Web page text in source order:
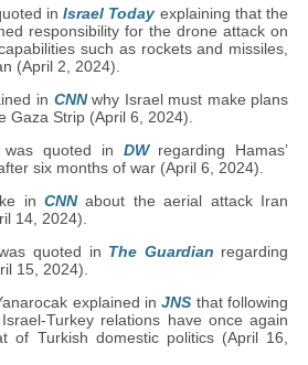
inIsrael Today explaining that the
responsibility for the drone attack on
such as rockets and missiles,
(April 2, 2024).
in CNNwhy Israel must make plans
Gaza Strip (April 6, 2024).
was quoted in DWregarding Hamas’
six months of war (April 6, 2024).
in CNNabout the aerial attack Iran
14, 2024).
quoted in The Guardian regarding
15, 2024).
explained inJNS that following
Turkey relations have once again
of Turkish domestic politics (April 16,